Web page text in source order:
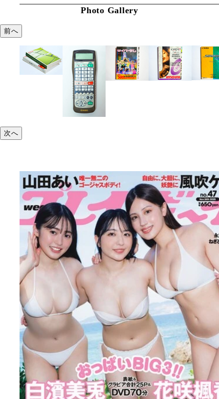
Photo Gallery
前へ
次へ